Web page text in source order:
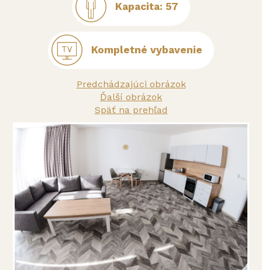
Kapacita: 57
Kompletné vybavenie
Predchádzajúci obrázok
Ďalší obrázok
Späť na prehľad